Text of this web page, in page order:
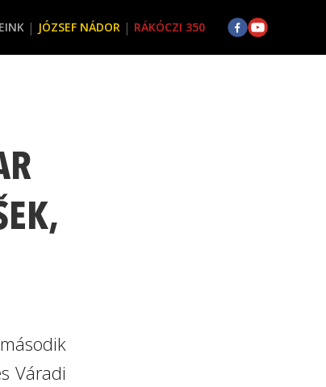
JÓZSEF NÁDOR RÁKÓCZI 350
Váradi